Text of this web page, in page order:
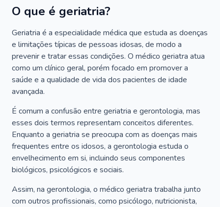
O que é geriatria?
Geriatria é a especialidade médica que estuda as doenças
e limitações típicas de pessoas idosas, de modo a
prevenir e tratar essas condições. O médico geriatra atua
como um clínico geral, porém focado em promover a
saúde e a qualidade de vida dos pacientes de idade
avançada.
É comum a confusão entre geriatria e gerontologia, mas
esses dois termos representam conceitos diferentes.
Enquanto a geriatria se preocupa com as doenças mais
frequentes entre os idosos, a gerontologia estuda o
envelhecimento em si, incluindo seus componentes
biológicos, psicológicos e sociais.
Assim, na gerontologia, o médico geriatra trabalha junto
com outros profissionais, como psicólogo, nutricionista,